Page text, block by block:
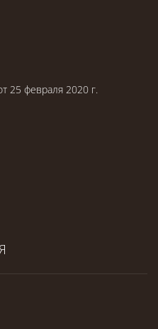
25 февраля 2020 г.